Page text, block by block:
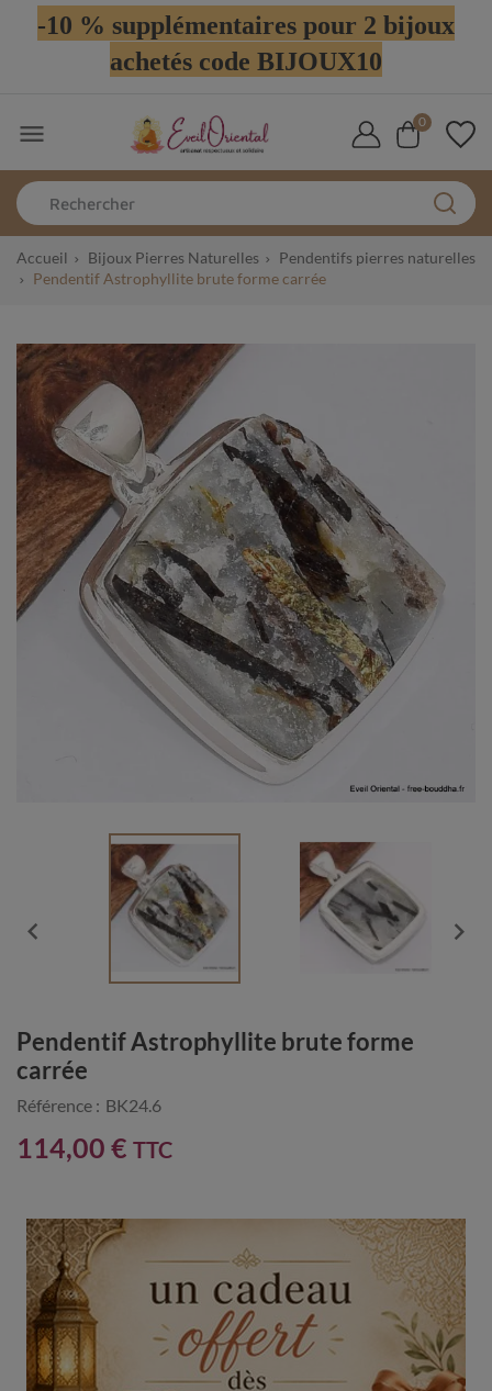
-10 % supplémentaires pour 2 bijoux
achetés code BIJOUX10
 0
Accueil Bijoux Pierres Naturelles
Pendentifs pierres naturelles
Pendentif Astrophyllite brute forme carrée
 
Pendentif Astrophyllite brute forme
carrée
Référence : BK24.6
114,00 € TTC